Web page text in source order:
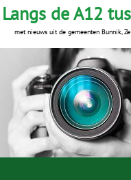
Langs de A12
met nieuws uit de gemeenten Bunnik,